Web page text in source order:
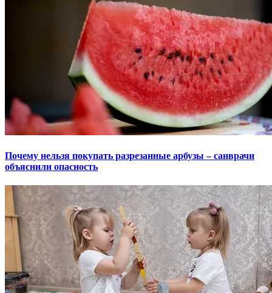
Почему нельзя покупать разрезанные арбузы – санврачи
объяснили опасность